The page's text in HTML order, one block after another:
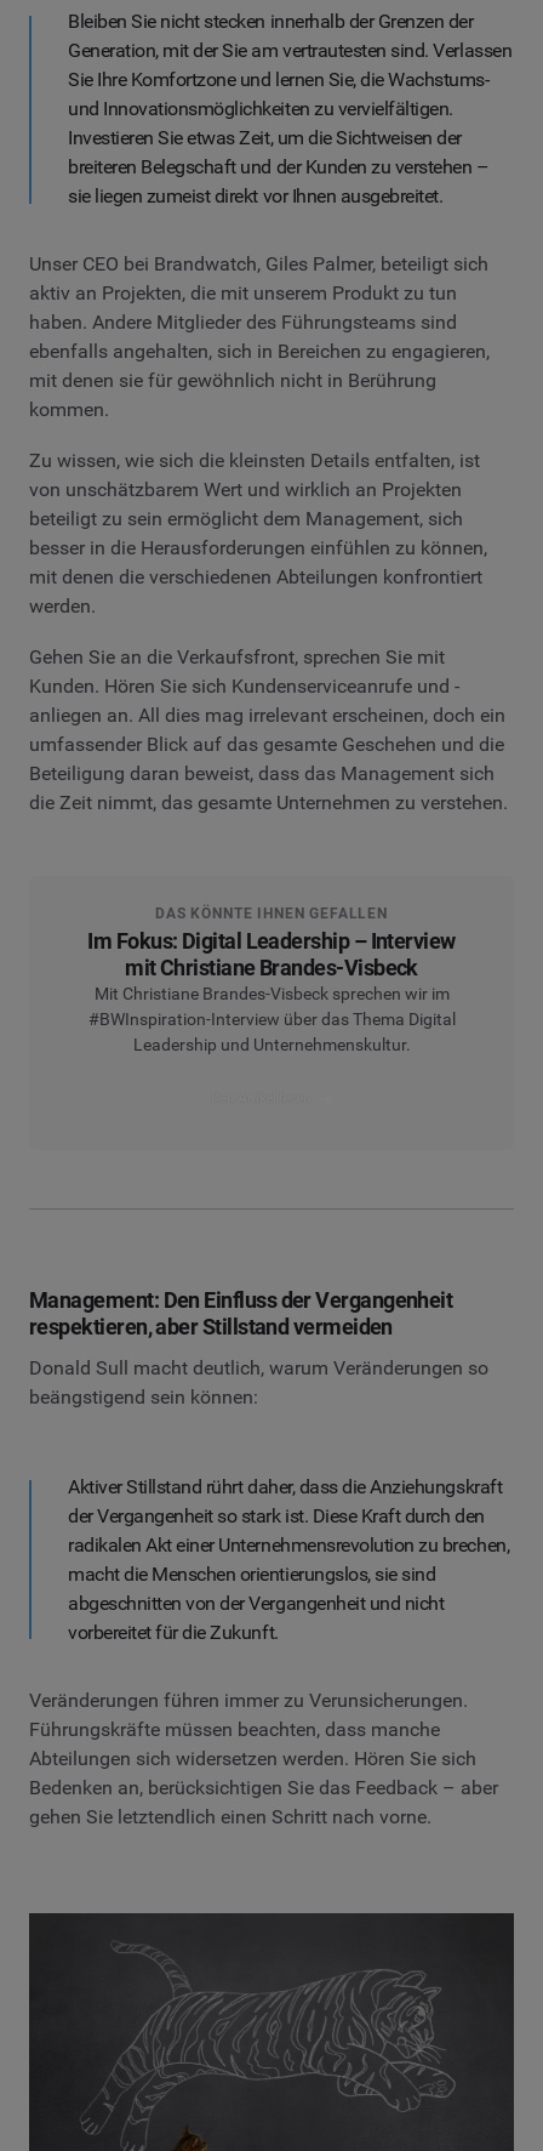
Bleiben Sie nicht stecken innerhalb der Grenzen der
Generation, mit der Sie am vertrautesten sind. Verlassen
Sie Ihre Komfortzone und lernen Sie, die Wachstums-
und Innovationsmöglichkeiten zu vervielfältigen.
Investieren Sie etwas Zeit, um die Sichtweisen der
breiteren Belegschaft und der Kunden zu verstehen –
sie liegen zumeist direkt vor Ihnen ausgebreitet.
Unser CEO bei Brandwatch, Giles Palmer, beteiligt sich
aktiv an Projekten, die mit unserem Produkt zu tun
haben. Andere Mitglieder des Führungsteams sind
ebenfalls angehalten, sich in Bereichen zu engagieren,
mit denen sie für gewöhnlich nicht in Berührung
kommen.
Zu wissen, wie sich die kleinsten Details entfalten, ist
von unschätzbarem Wert und wirklich an Projekten
beteiligt zu sein ermöglicht dem Management, sich
besser in die Herausforderungen einfühlen zu können,
mit denen die verschiedenen Abteilungen konfrontiert
werden.
Gehen Sie an die Verkaufsfront, sprechen Sie mit
Kunden. Hören Sie sich Kundenserviceanrufe und -
anliegen an. All dies mag irrelevant erscheinen, doch ein
umfassender Blick auf das gesamte Geschehen und die
Beteiligung daran beweist, dass das Management sich
die Zeit nimmt, das gesamte Unternehmen zu verstehen.
DAS KÖNNTE IHNEN GEFALLEN
Im Fokus: Digital Leadership – Interview
mit Christiane Brandes-Visbeck
Mit Christiane Brandes-Visbeck sprechen wir im
#BWInspiration-Interview über das Thema Digital
Leadership und Unternehmenskultur.
Management: Den Einfluss der Vergangenheit
respektieren, aber Stillstand vermeiden
Donald Sull macht deutlich, warum Veränderungen so
beängstigend sein können:
Aktiver Stillstand rührt daher, dass die Anziehungskraft
der Vergangenheit so stark ist. Diese Kraft durch den
radikalen Akt einer Unternehmensrevolution zu brechen,
macht die Menschen orientierungslos, sie sind
abgeschnitten von der Vergangenheit und nicht
vorbereitet für die Zukunft.
Veränderungen führen immer zu Verunsicherungen.
Führungskräfte müssen beachten, dass manche
Abteilungen sich widersetzen werden. Hören Sie sich
Bedenken an, berücksichtigen Sie das Feedback – aber
gehen Sie letztendlich einen Schritt nach vorne.